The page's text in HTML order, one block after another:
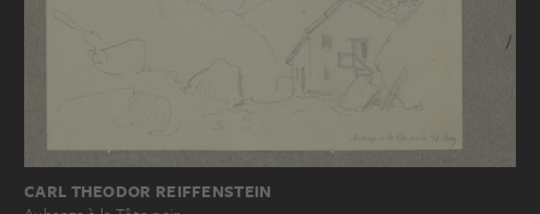
CARL THEODOR REIFFENSTEIN